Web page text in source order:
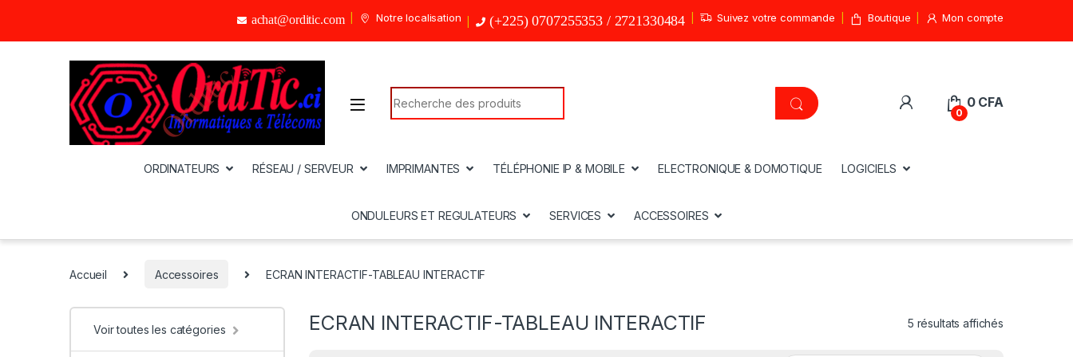
achat@orditic.com Notre localisation (+225) 0707255353 / 2721330484 Suivez votre commande Boutique Mon compte
Search for:
0
0 CFA
ORDINATEURS RÉSEAU / SERVEUR IMPRIMANTES TÉLÉPHONIE IP & MOBILE ELECTRONIQUE & DOMOTIQUE LOGICIELS
ONDULEURS ET REGULATEURS SERVICES ACCESSOIRES
Accueil Accessoires ECRAN INTERACTIF-TABLEAU INTERACTIF
ECRAN INTERACTIF-TABLEAU INTERACTIF 5 résultats affichés
Voir toutes les catégories